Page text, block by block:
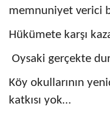
memnuniyet verici
Hükümete karşı
Oysaki gerçekte
Köy okullarının
katkısı yok…